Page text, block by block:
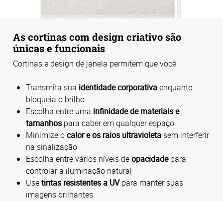
As cortinas com design criativo são
únicas e funcionais
Cortinas e design de janela permitem que você:
Transmita sua identidade corporativaenquanto
bloqueia o brilho
Escolha entre uma infinidade de materiais e
tamanhos para caber em qualquer espaço
Minimize ocalor e os raios ultravioleta sem interferir
na sinalização
Escolha entre vários níveis deopacidadepara
controlar a iluminação natural
Usetintas resistentes a UVpara manter suas
imagens brilhantes